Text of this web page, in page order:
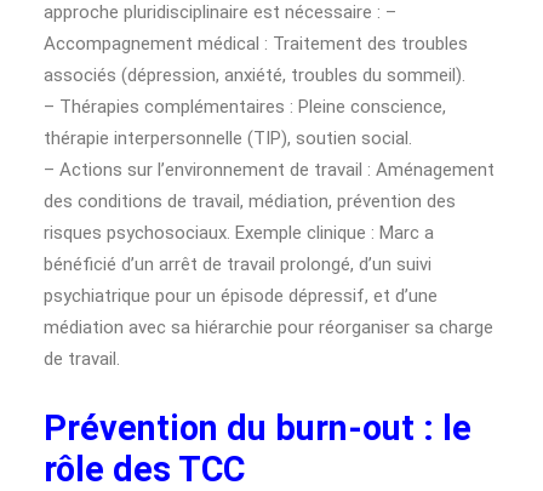
approche pluridisciplinaire est nécessaire : –
Accompagnement médical : Traitement des troubles
associés (dépression, anxiété, troubles du sommeil).
– Thérapies complémentaires : Pleine conscience,
thérapie interpersonnelle (TIP), soutien social.
– Actions sur l’environnement de travail : Aménagement
des conditions de travail, médiation, prévention des
risques psychosociaux. Exemple clinique : Marc a
bénéficié d’un arrêt de travail prolongé, d’un suivi
psychiatrique pour un épisode dépressif, et d’une
médiation avec sa hiérarchie pour réorganiser sa charge
de travail.
Prévention du burn-out : le
rôle des TCC